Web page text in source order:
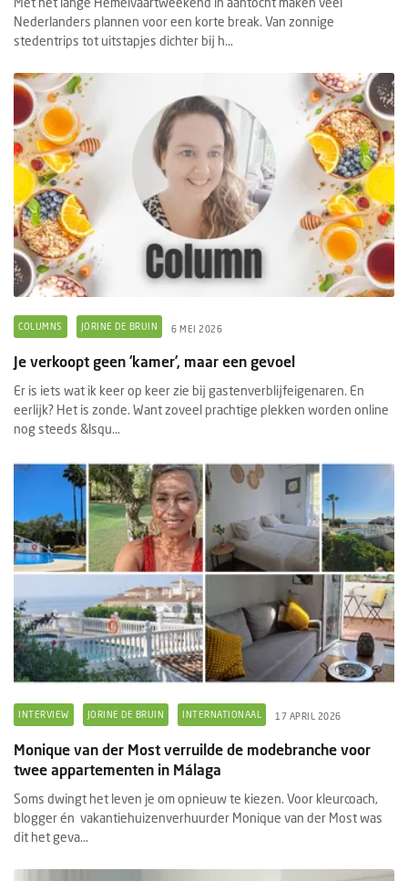
Nederlanders plannen voor een korte break. Van zonnige
stedentrips tot uitstapjes dichter bij h...
COLUMNS JORINE DE BRUIN 6 MEI 2026
Je verkoopt geen ‘kamer’, maar een gevoel
Er is iets wat ik keer op keer zie bij gastenverblijfeigenaren. En
eerlijk? Het is zonde. Want zoveel prachtige plekken worden online
nog steeds &lsqu...
INTERVIEW JORINE DE BRUIN INTERNATIONAAL 17 APRIL 2026
Monique van der Most verruilde de modebranche voor
twee appartementen in Málaga
Soms dwingt het leven je om opnieuw te kiezen. Voor kleurcoach,
blogger én vakantiehuizenverhuurder Monique van der Most was
dit het geva...